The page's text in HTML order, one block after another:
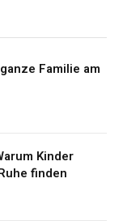
Familie am
Kinder
finden